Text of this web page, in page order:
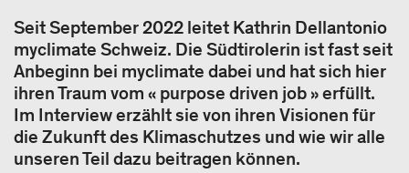
Seit September 2022 leitet Kathrin Dellantonio
myclimate Schweiz. Die Südtirolerin ist fast seit
Anbeginn bei myclimate dabei und hat sich hier
ihren Traum vom « purpose driven job » erfüllt.
Im Interview erzählt sie von ihren Visionen für
die Zukunft des Klimaschutzes und wie wir alle
unseren Teil dazu beitragen können.